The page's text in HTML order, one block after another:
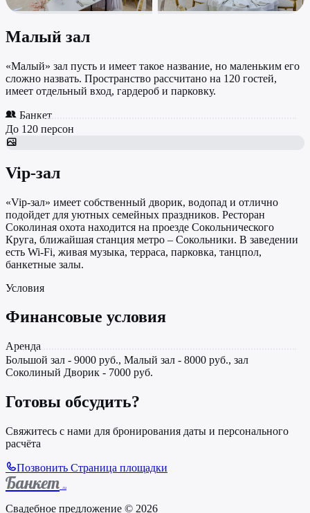
Малый зал
«Малый» зал пусть и имеет такое название, но маленьким его
сложно назвать. Пространство рассчитано на 120 гостей,
имеет отдельный вход, гардероб и парковку.
Банкет
До 120 персон
Vip-зал
«Vip-зал» имеет собственный дворик, водопад и отлично
подойдет для уютных семейных праздников. Ресторан
Соколиная охота находится на проезде Сокольнического
Круга, ближайшая станция метро – Сокольники. В заведении
есть Wi-Fi, живая музыка, терраса, парковка, танцпол,
банкетные залы.
Условия
Финансовые условия
Аренда
Большой зал - 9000 руб., Малый зал - 8000 руб., зал
Соколиный Дворик - 7000 руб.
Готовы обсудить?
Свяжитесь с нами для бронирования даты и персонального
расчёта
Позвонить Страница площадки
Банкет .ru
Свадебное предложение © 2026